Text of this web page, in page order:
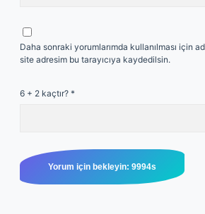
Daha sonraki yorumlarımda kullanılması için
site adresim bu tarayıcıya kaydedilsin.
6 + 2 kaçtır? *